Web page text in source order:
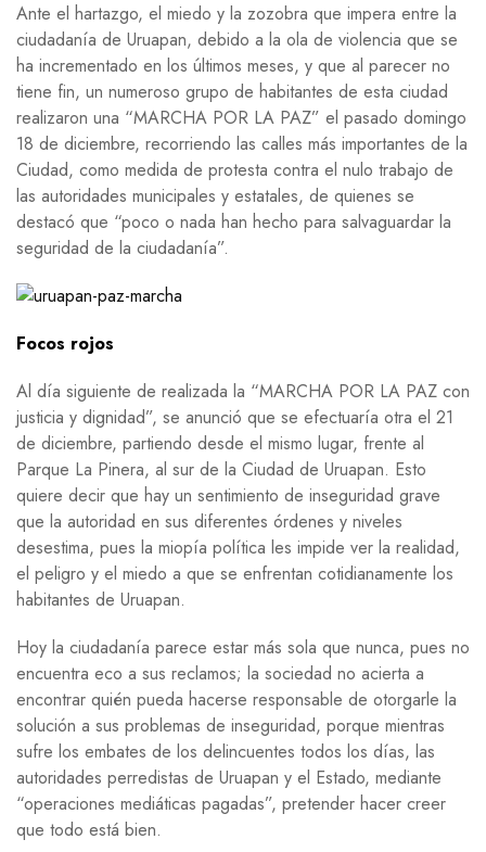
Ante el hartazgo, el miedo y la zozobra que impera entre la
ciudadanía de Uruapan, debido a la ola de violencia que se
ha incrementado en los últimos meses, y que al parecer no
tiene fin, un numeroso grupo de habitantes de esta ciudad
realizaron una “MARCHA POR LA PAZ” el pasado domingo
18 de diciembre, recorriendo las calles más importantes de la
Ciudad, como medida de protesta contra el nulo trabajo de
las autoridades municipales y estatales, de quienes se
destacó que “poco o nada han hecho para salvaguardar la
seguridad de la ciudadanía”.
Focos rojos
Al día siguiente de realizada la “MARCHA POR LA PAZ con
justicia y dignidad”, se anunció que se efectuaría otra el 21
de diciembre, partiendo desde el mismo lugar, frente al
Parque La Pinera, al sur de la Ciudad de Uruapan. Esto
quiere decir que hay un sentimiento de inseguridad grave
que la autoridad en sus diferentes órdenes y niveles
desestima, pues la miopía política les impide ver la realidad,
el peligro y el miedo a que se enfrentan cotidianamente los
habitantes de Uruapan.
Hoy la ciudadanía parece estar más sola que nunca, pues no
encuentra eco a sus reclamos; la sociedad no acierta a
encontrar quién pueda hacerse responsable de otorgarle la
solución a sus problemas de inseguridad, porque mientras
sufre los embates de los delincuentes todos los días, las
autoridades perredistas de Uruapan y el Estado, mediante
“operaciones mediáticas pagadas”, pretender hacer creer
que todo está bien.